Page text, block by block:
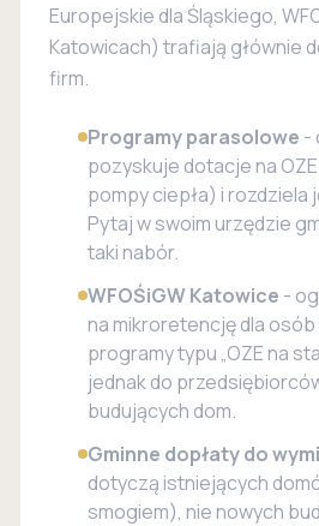
Europejskie dla Śląskiego,
Katowicach) trafiają głównie
firm.
Programy parasolowe -
pozyskuje dotacje na
pompy ciepła) i rozdziela
Pytaj w swoim urzędzie
taki nabór.
WFOŚiGW Katowice -
na mikroretencję dla
programy typu „OZE na
jednak do
budujących dom.
Gminne dopłaty do
dotyczą istniejących
smogiem), nie nowych